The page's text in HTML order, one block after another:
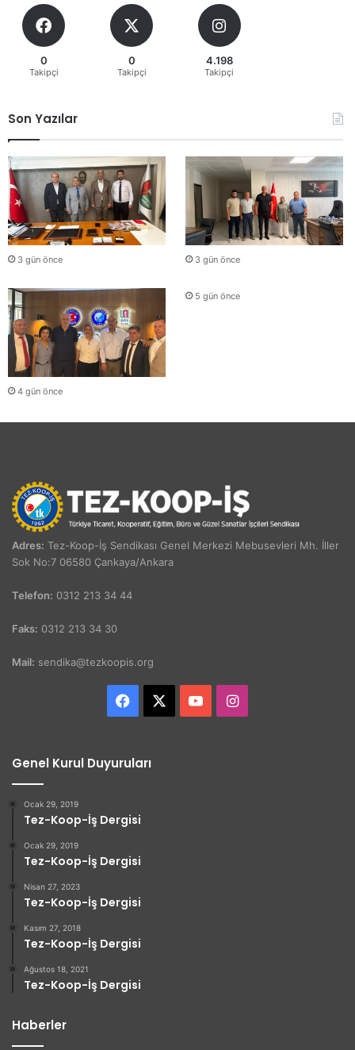
0
Takipçi
0
Takipçi
4.198
Takipçi
Son Yazılar
3 gün önce 3 gün önce
4 gün önce
5 gün önce
Adres: Tez-Koop-İş Sendikası Genel Merkezi Mebusevleri Mh. İller
Sok No:7 06580 Çankaya/Ankara
Telefon: 0312 213 34 44
Faks: 0312 213 34 30
Mail: sendika@tezkoopis.org
Facebook YouTubeInstagram
Genel Kurul Duyuruları
Ocak 29, 2019
Tez-Koop-İş Dergisi
Ocak 29, 2019
Tez-Koop-İş Dergisi
Nisan 27, 2023
Tez-Koop-İş Dergisi
Kasım 27, 2018
Tez-Koop-İş Dergisi
Ağustos 18, 2021
Tez-Koop-İş Dergisi
Haberler